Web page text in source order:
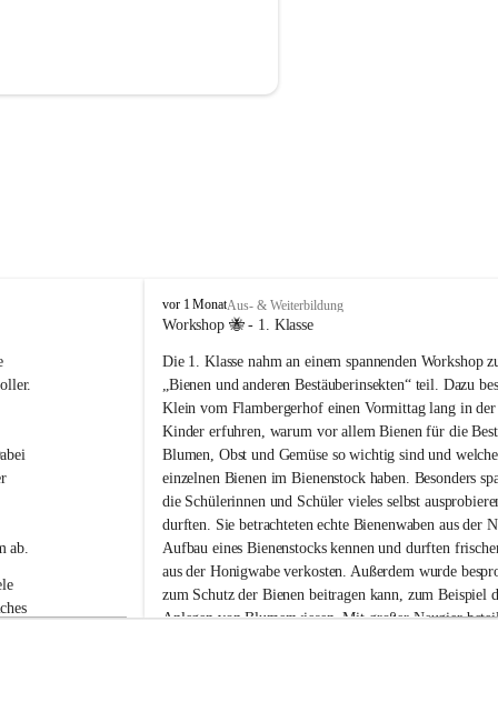
ab.
V
o
k
s
s
c
h
u
l
e
G
a
b
r
s
vor 1 MonatAus- & Weiterbildung
Workshop 🐝 - 1. Klasse
Die 1. Klasse nahm an einem spannenden Workshop
„Bienen und anderen Bestäuberinsekten“ teil. Dazu
Klein vom Flambergerhof einen Vormittag lang in
Kinder erfuhren, warum vor allem Bienen für die
Blumen, Obst und Gemüse so wichtig sind und
einzelnen Bienen im Bienenstock haben. Besonders
die Schülerinnen und Schüler vieles selbst
durften. Sie betrachteten echte Bienenwaben aus der
Aufbau eines Bienenstocks kennen und durften
aus der Honigwabe verkosten. Außerdem wurde
zum Schutz der Bienen beitragen kann, zum Beispiel
Anlegen von Blumenwiesen. Mit großer Neugier